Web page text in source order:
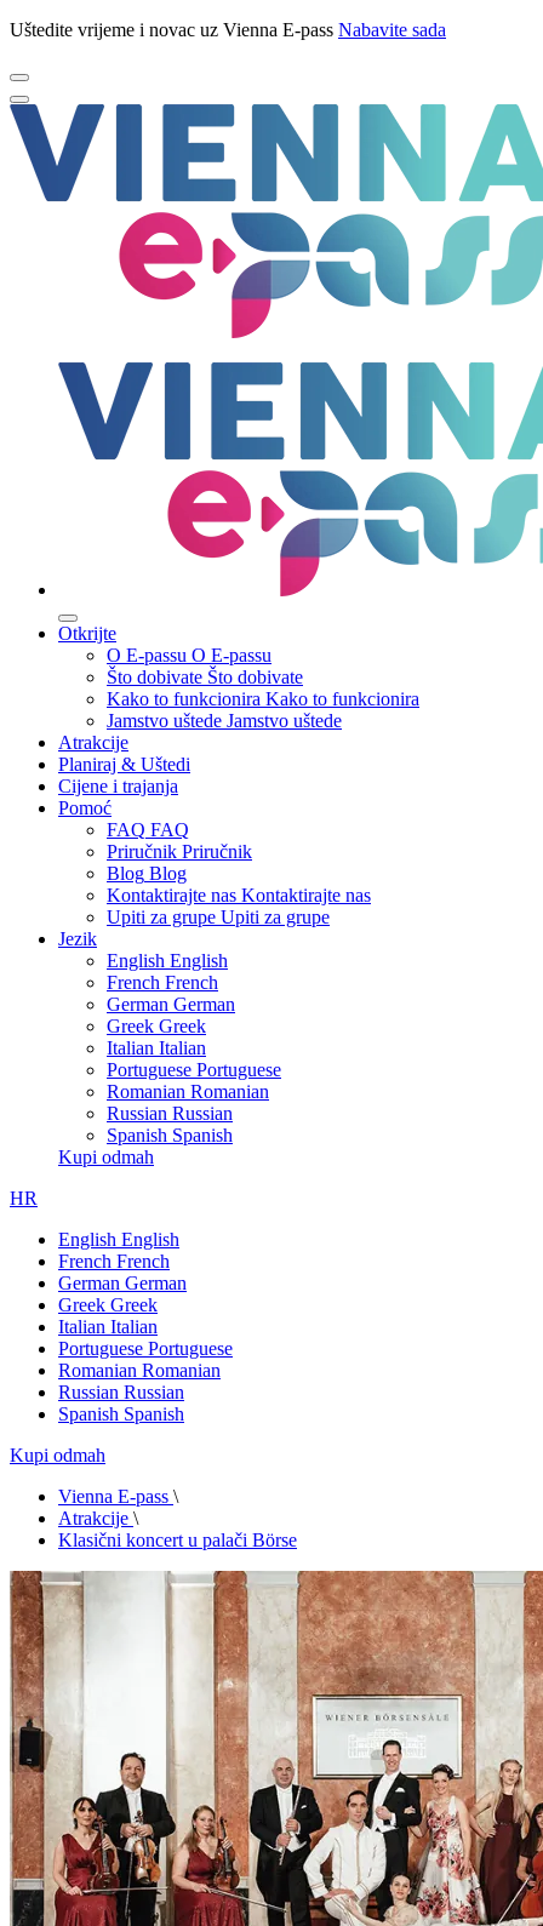
Uštedite vrijeme i novac uz Vienna E-pass Nabavite sada
Otkrijte
O E-passu O E-passu
Što dobivate Što dobivate
Kako to funkcionira Kako to funkcionira
Jamstvo uštede Jamstvo uštede
Atrakcije
Planiraj & Uštedi
Cijene i trajanja
Pomoć
FAQ FAQ
Priručnik Priručnik
Blog Blog
Kontaktirajte nas Kontaktirajte nas
Upiti za grupe Upiti za grupe
Jezik
English English
French French
German German
Greek Greek
Italian Italian
Portuguese Portuguese
Romanian Romanian
Russian Russian
Spanish Spanish
Kupi odmah
HR
English English
French French
German German
Greek Greek
Italian Italian
Portuguese Portuguese
Romanian Romanian
Russian Russian
Spanish Spanish
Kupi odmah
Vienna E-pass \
Atrakcije \
Klasični koncert u palači Börse